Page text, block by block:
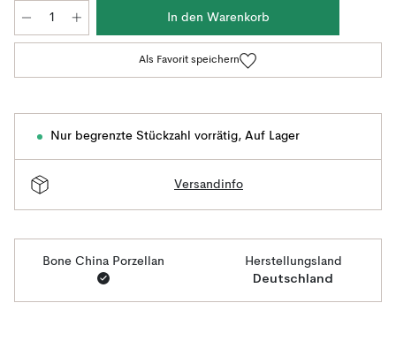
In den Warenkorb
Als Favorit speichern
Nur begrenzte Stückzahl vorrätig, Auf Lager
Versandinfo
Bone China Porzellan Herstellungsland
Deutschland